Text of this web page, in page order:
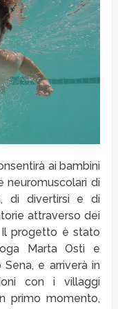
ai bambini
neuromuscolari di
di divertirsi e di
attraverso dei
Il progetto è stato
Marta Osti e
Sena, e arriverà in
con i villaggi
primo momento,